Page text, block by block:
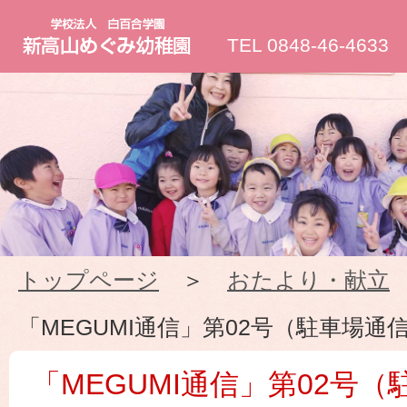
新
高
山
め
ぐ
み
幼
TEL 0848-46-4633
トップページ ＞ おたより・献立
「MEGUMI通信」第02号（駐車場通
「MEGUMI通信」第02号（